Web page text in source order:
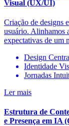
Visual (UX/UI)
Criação de designs
usuário. Alinhamos
expectativas de um
Design
Identidade
Jornadas
Ler mais
Estrutura de
e Presença em IA